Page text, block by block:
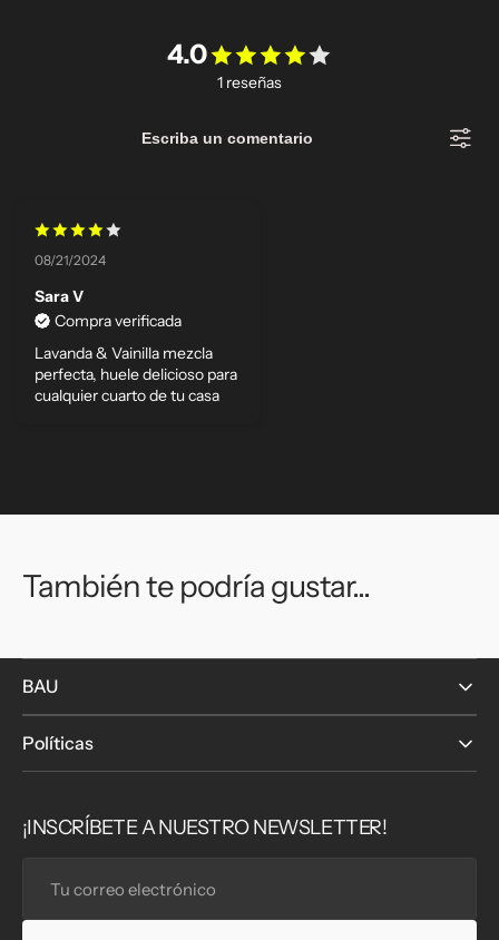
4.0
1 reseñas
Escriba un comentario
08/21/2024
Sara V
Compra verificada
Lavanda & Vainilla mezcla
perfecta, huele delicioso para
cualquier cuarto de tu casa
También te podría gustar...
BAU
Políticas
¡INSCRÍBETE A NUESTRO NEWSLETTER!
correo
electrónico